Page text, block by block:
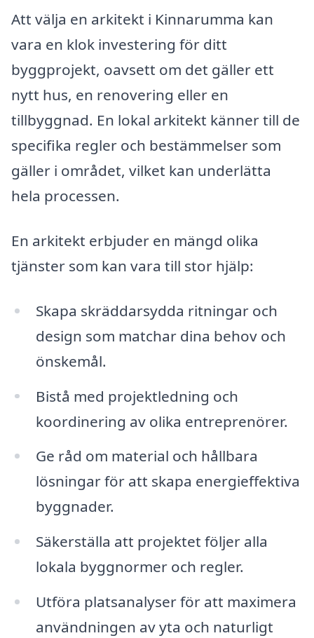
Att välja en arkitekt i Kinnarumma kan
vara en klok investering för ditt
byggprojekt, oavsett om det gäller ett
nytt hus, en renovering eller en
tillbyggnad. En lokal arkitekt känner till de
specifika regler och bestämmelser som
gäller i området, vilket kan underlätta
hela processen.
En arkitekt erbjuder en mängd olika
tjänster som kan vara till stor hjälp:
Skapa skräddarsydda ritningar och
design som matchar dina behov och
önskemål.
Bistå med projektledning och
koordinering av olika entreprenörer.
Ge råd om material och hållbara
lösningar för att skapa energieffektiva
byggnader.
Säkerställa att projektet följer alla
lokala byggnormer och regler.
Utföra platsanalyser för att maximera
användningen av yta och naturligt